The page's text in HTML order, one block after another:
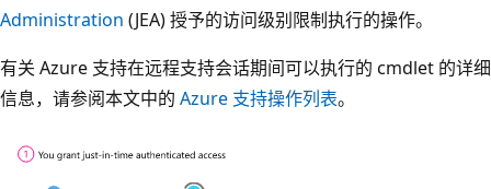
Administration (JEA) 授予的访问级别限制执行的操作。
有关 Azure 支持在远程支持会话期间可以执行的 cmdlet 的详细
信息，请参阅本文中的 Azure 支持操作列表。